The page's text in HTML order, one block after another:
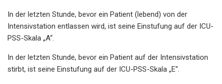
In der letzten Stunde, bevor ein Patient (lebend) von der
Intensivstation entlassen wird, ist seine Einstufung auf der ICU-
PSS-Skala „A“.
In der letzten Stunde, bevor ein Patient auf der Intensivstation
stirbt, ist seine Einstufung auf der ICU-PSS-Skala „E“.